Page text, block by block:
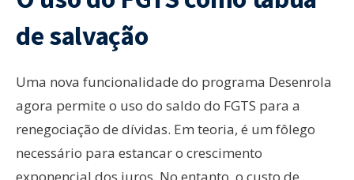
de salvação
Uma nova funcionalidade do programa Desenrola
agora permite o uso do saldo do FGTS para a
renegociação de dívidas. Em teoria, é um fôlego
necessário para estancar o crescimento